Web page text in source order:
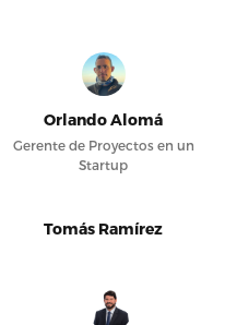
Orlando Alomá
Gerente de Proyectos en un
Startup
Tomás Ramírez